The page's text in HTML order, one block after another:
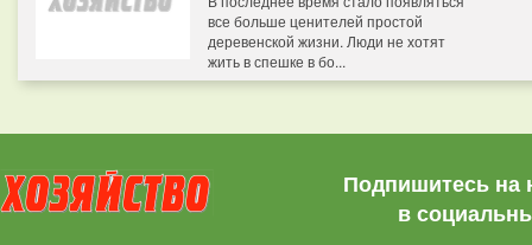
все больше ценителей простой
деревенской жизни. Люди не хотят
жить в спешке в бо...
Подпишитесь на
в